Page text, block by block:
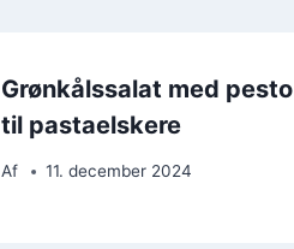
Grønkålssalat med pesto
til pastaelskere
Af 11. december 2024